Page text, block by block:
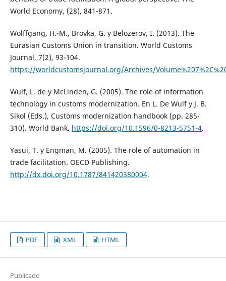
World Economy, (28), 841-871.
Wolffgang, H.-M., Brovka, G. y Belozerov, I. (2013). The
Eurasian Customs Union in transition. World Customs
Journal, 7(2), 93-104.
https://worldcustomsjournal.org/Archives/
Wulf, L. de y McLinden, G. (2005). The role of information
technology in customs modernization. En L. De Wulf y J. B.
Sikol (Eds.), Customs modernization handbook (pp. 285-
310). World Bank. https://doi.org/10.1596/0-8213-5751-4.
Yasui, T. y Engman, M. (2005). The role of automation in
trade facilitation. OECD Publishing.
http://dx.doi.org/10.1787/841420380004.
PDF XML HTML
Publicado